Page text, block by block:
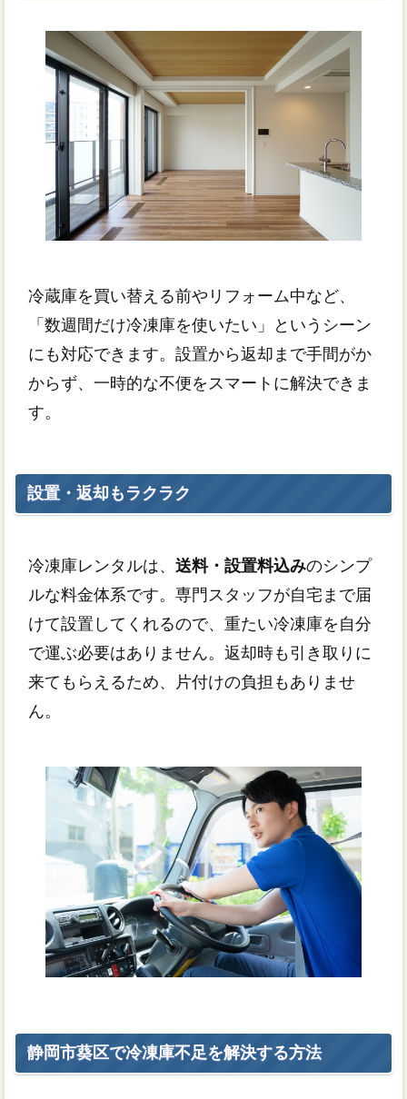
冷蔵庫を買い替える前やリフォーム中など、
「数週間だけ冷凍庫を使いたい」というシーン
にも対応できます。設置から返却まで手間がか
からず、一時的な不便をスマートに解決できま
す。
設置・返却もラクラク
冷凍庫レンタルは、 送料・設置料込みのシンプ
ルな料金体系です。専門スタッフが自宅まで届
けて設置してくれるので、重たい冷凍庫を自分
で運ぶ必要はありません。返却時も引き取りに
来てもらえるため、片付けの負担もありませ
ん。
静岡市葵区で冷凍庫不足を解決する方法